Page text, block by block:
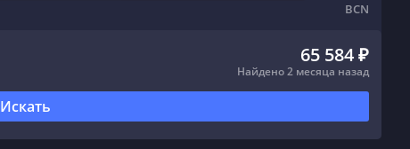
BCN
65 584 ₽
Найдено 2 месяца назад
Искать